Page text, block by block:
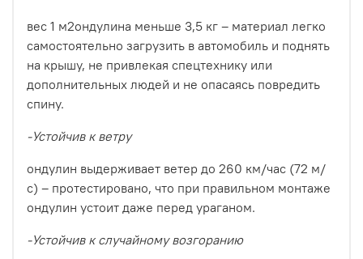
вес 1 м2ондулина меньше 3,5 кг – материал легко
самостоятельно загрузить в автомобиль и поднять
на крышу, не привлекая спецтехнику или
дополнительных людей и не опасаясь повредить
спину.
-Устойчив к ветру
ондулин выдерживает ветер до 260 км/час (72 м/
с) – протестировано, что при правильном монтаже
ондулин устоит даже перед ураганом.
-Устойчив к случайному возгоранию